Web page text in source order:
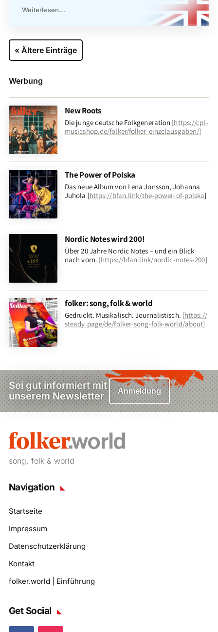
Weiterlesen...
« Ältere Einträge
Werbung
New Roots
Die junge deutsche Folkgeneration [https://cpl-
musicshop.de/folker/folker-einzelausgaben/]
The Power of Polska
Das neue Album von Lena Jonsson, Johanna
Juhola [https://bfan.link/the-power-of-polska]
Nordic Notes wird 200!
Über 20 Jahre Nordic Notes – und ein Blick
nach vorn. [https://bfan.link/nordic-notes-200]
folker: song, folk & world
Gedruckt. Musikalisch. Journalistisch. [https://
steady.page/de/folker-song-folk-world/about]
Sei gut informiert mit
unserem Newsletter
Anmeldung
song, folk & world
Navigation
Startseite
Impressum
Datenschutzerklärung
Kontakt
folker.world | Einführung
Get Social